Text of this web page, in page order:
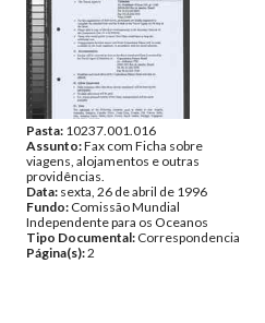
Pasta: 10237.001.016
Assunto:Fax com Ficha sobre
viagens, alojamentos e outras
providências.
Data: sexta, 26 de abril de 1996
Fundo: Comissão Mundial
Independente para os Oceanos
Tipo Documental: Correspondencia
Página(s):2